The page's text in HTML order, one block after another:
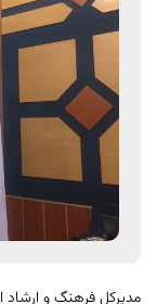
مدیرکل فرهنگ و